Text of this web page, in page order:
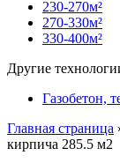
230-270м²
270-330м²
330-400м²
Другие
Газобетон,
Главная страница
кирпича 285.5 м2